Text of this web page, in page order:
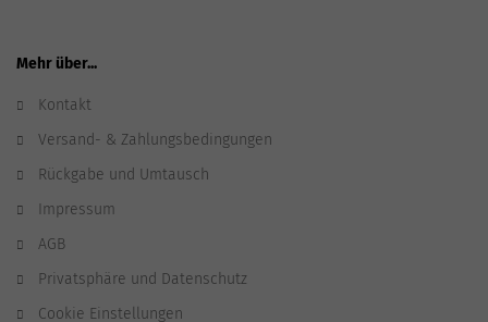
Mehr über...
Kontakt
Versand- & Zahlungsbedingungen
Rückgabe und Umtausch
Impressum
AGB
Privatsphäre und Datenschutz
Cookie Einstellungen